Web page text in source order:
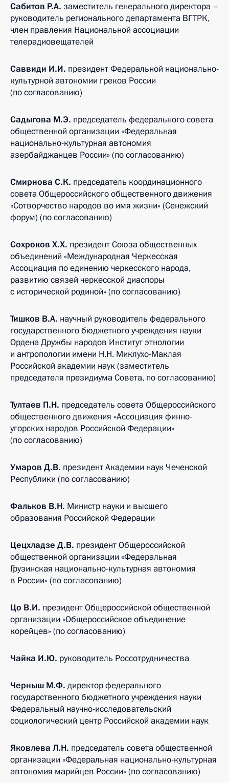
Сабитов Р.А. заместитель генерального директора –
руководитель регионального департамента ВГТРК,
член правления Национальной ассоциации
телерадиовещателей
Саввиди И.И. президент Федеральной национально-
культурной автономии греков России
(по согласованию)
Садыгова М.Э. председатель федерального совета
общественной организации «Федеральная
национально-культурная автономия
азербайджанцев России» (по согласованию)
Смирнова С.К. председатель координационного
совета Общероссийского общественного движения
«Сотворчество народов во имя жизни» (Сенежский
форум) (по согласованию)
Сохроков Х.Х. президент Союза общественных
объединений «Международная Черкесская
Ассоциация по единению черкесского народа,
развитию связей черкесской диаспоры
с исторической родиной» (по согласованию)
Тишков В.А. научный руководитель федерального
государственного бюджетного учреждения науки
Ордена Дружбы народов Институт этнологии
и антропологии имени Н.Н. Миклухо-Маклая
Российской академии наук (заместитель
председателя президиума Совета, по согласованию)
Тултаев П.Н. председатель совета Общероссийского
общественного движения «Ассоциация финно-
угорских народов Российской Федерации»
(по согласованию)
Умаров Д.В. президент Академии наук Чеченской
Республики (по согласованию)
Фальков В.Н. Министр науки и высшего
образования Российской Федерации
Цецхладзе Д.В. президент Общероссийской
общественной организации «Федеральная
Грузинская национально-культурная автономия
в России» (по согласованию)
Цо В.И. президент Общероссийской общественной
организации «Общероссийское объединение
корейцев» (по согласованию)
Чайка И.Ю. руководитель Россотрудничества
Черныш М.Ф. директор федерального
государственного бюджетного учреждения науки
Федеральный научно-исследовательский
социологический центр Российской академии наук
Яковлева Л.Н. председатель совета общественной
организации «Федеральная национально-культурная
автономия марийцев России» (по согласованию)